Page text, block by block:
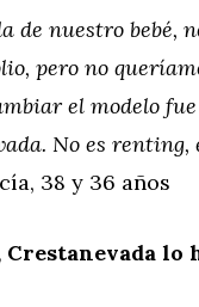
de nuestro bebé,
pero no
el modelo
No es renting,
38 y 36 años
Crestanevada lo